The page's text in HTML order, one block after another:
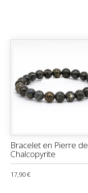
Bracelet en Pierre de
Chalcopyrite
17,90 €